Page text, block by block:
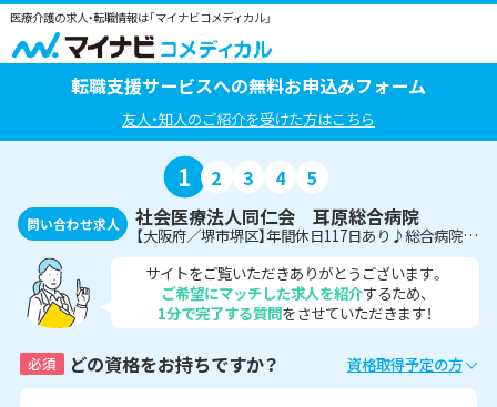
医療介護の求人・転職情報は「マイナビコメディカル」
転職支援サービスへの無料お申込みフォーム
友人・知人のご紹介を受けた方はこちら
1 2 3 4 5
問い合わせ求人 社会医療法人同仁会 耳原総合病院
【大阪府／堺市堺区】年間休日117日あり♪総合病院にて管理栄養士の募集＜正社員＞
サイトをご覧いただきありがとうございます。
ご希望にマッチした求人を紹介するため、
1分で完了する質問をさせていただきます！
必須 どの資格をお持ちですか？ 資格取得予定の方